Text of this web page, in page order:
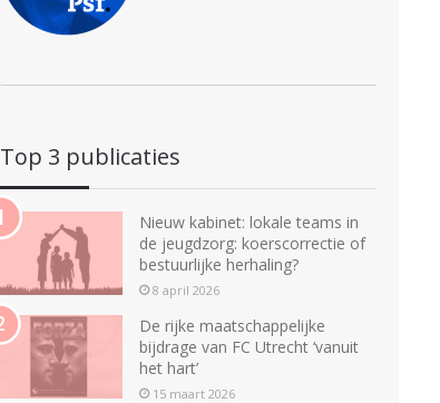
Top 3 publicaties
Nieuw kabinet: lokale teams in
de jeugdzorg: koerscorrectie of
bestuurlijke herhaling?
8 april 2026
De rijke maatschappelijke
bijdrage van FC Utrecht ‘vanuit
het hart’
15 maart 2026